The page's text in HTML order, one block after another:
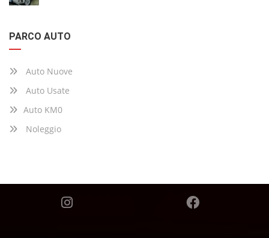
PARCO AUTO
Auto Nuove
Auto Usate
Auto KM0
Noleggio